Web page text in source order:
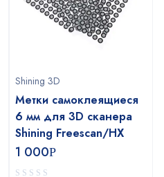
Shining 3D
Метки самоклеящиеся
6 мм для 3D cканера
Shining Freescan/HX
1 000Р